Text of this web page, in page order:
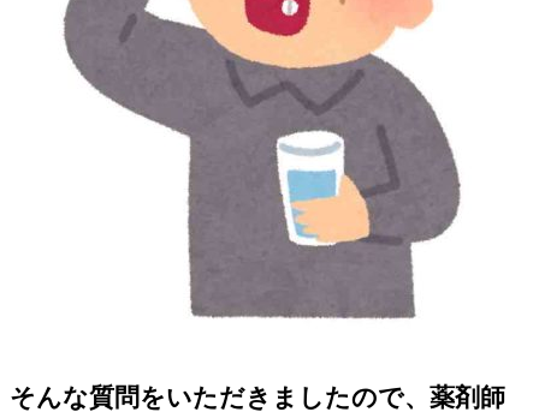
そんな質問をいただきましたので、薬剤師